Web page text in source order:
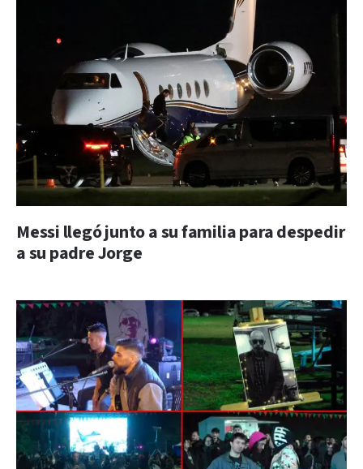
Messi llegó junto a su familia para despedir
a su padre Jorge